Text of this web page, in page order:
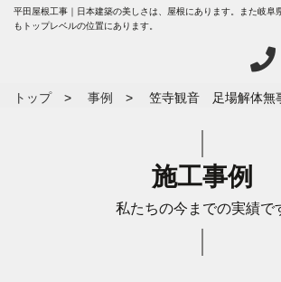
平田屋根工事｜日本建築の美しさは、屋根にあります。また岐阜
もトップレベルの位置にあります。
トップ 事例 笠寺観音 足場解体無
施工事例
私たちの今までの実績で